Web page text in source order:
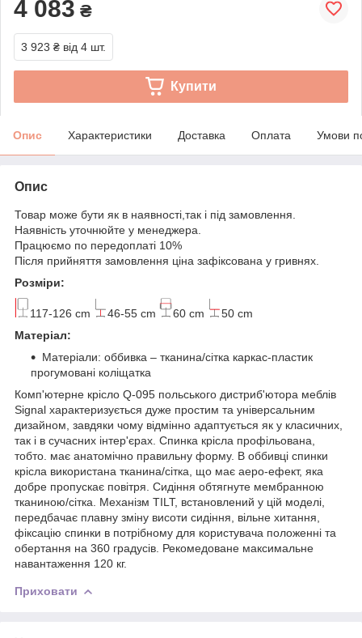
4 083 ₴
3 923 ₴ від 4 шт.
Купити
Опис Характеристики Доставка Оплата Умови
Опис
Товар може бути як в наявності,так і під замовлення.
Наявність уточнюйте у менеджера.
Працюємо по передоплаті 10%
Після прийняття замовлення ціна зафіксована у гривнях.
Розміри:
117-126 cm 46-55 cm 60 cm
50 cm
Матеріал:
Матеріали: оббивка – тканина/сітка каркас-пластик
прогумовані коліщатка
Комп'ютерне крісло Q-095 польського дистриб'ютора меблів
Signal характеризується дуже простим та універсальним
дизайном, завдяки чому відмінно адаптується як у класичних,
так і в сучасних інтер'єрах. Спинка крісла профільована,
тобто. має анатомічно правильну форму. В оббивці спинки
крісла використана тканина/сітка, що має аеро-ефект, яка
добре пропускає повітря. Сидіння обтягнуте мембранною
тканиною/сітка. Механізм TILT, встановлений у цій моделі,
передбачає плавну зміну висоти сидіння, вільне хитання,
фіксацію спинки в потрібному для користувача положенні та
обертання на 360 градусів. Рекомедоване максимальне
навантаження 120 кг.
Приховати